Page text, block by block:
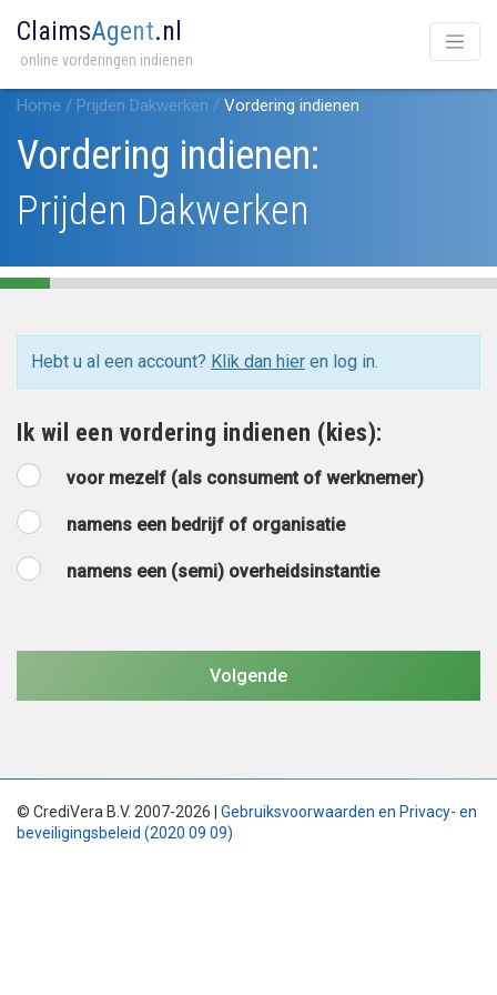
ClaimsAgent.nl
online vorderingen indienen
Home / Prijden Dakwerken / Vordering indienen
Vordering indienen:
Prijden Dakwerken
Hebt u al een account? Klik dan hier en log in.
Ik wil een vordering indienen (kies):
voor mezelf (als consument of werknemer)
namens een bedrijf of organisatie
namens een (semi) overheidsinstantie
© CrediVera B.V. 2007-2026 | Gebruiksvoorwaarden en Privacy- en
beveiligingsbeleid (2020 09 09)